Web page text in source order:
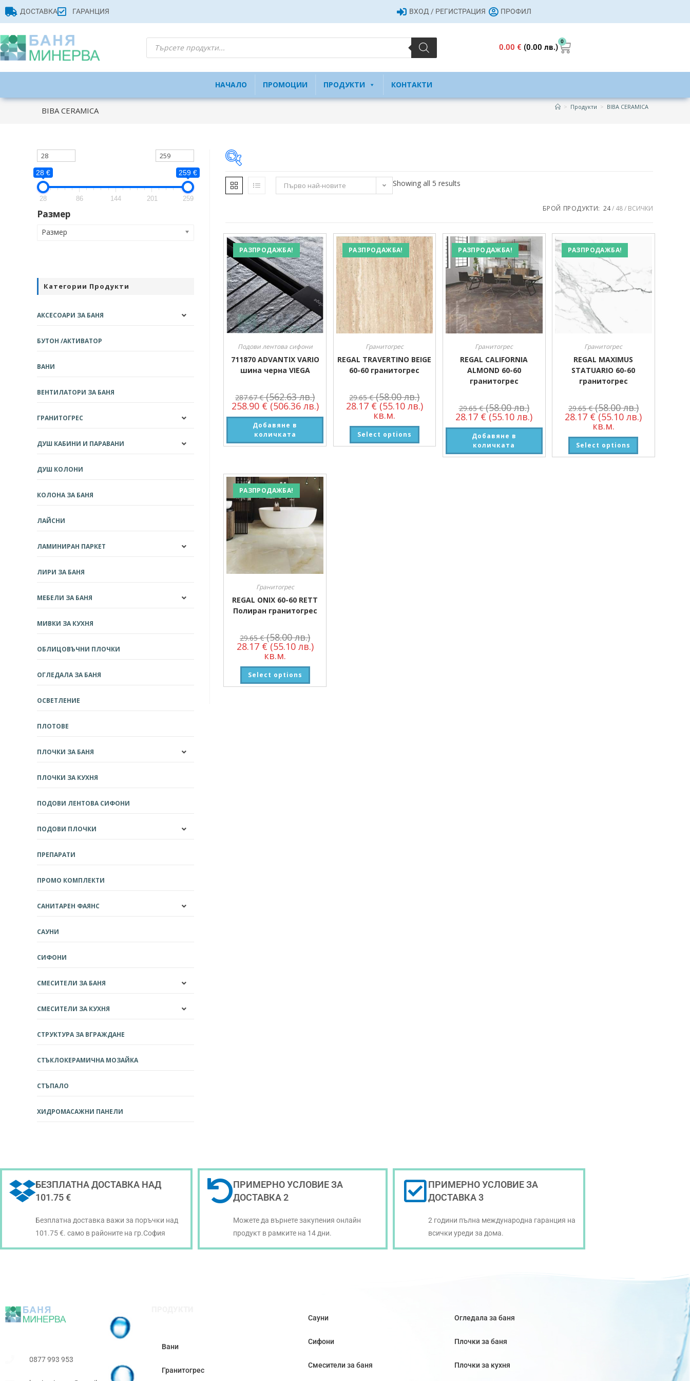
ДОСТАВКА ГАРАНЦИЯ ВХОД / РЕГИСТРАЦИЯ ПРОФИЛ
0.00€ (0.00 лв.)
0
НАЧАЛО ПРОМОЦИИ ПРОДУКТИ КОНТАКТИ
BIBA CERAMICA > Продукти > BIBA CERAMICA
Размер
Размер
Първо най-новите Showing all 5 results
БРОЙ ПРОДУКТИ: 24 48 ВСИЧКИ
РАЗПРОДАЖБА!
Подови лентова сифони
711870 ADVANTIX VARIO
шина черна VIEGA
287.67€ (562.63 лв.)
258.90 € (506.36 лв.)
Добавяне в
количката
РАЗПРОДАЖБА!
Гранитогрес
REGAL TRAVERTINO BEIGE
60-60 гранитогрес
29.65€ (58.00 лв.)
28.17 € (55.10 лв.)
кв.м.
Select options
РАЗПРОДАЖБА!
Гранитогрес
REGAL CALIFORNIA
ALMOND 60-60
гранитогрес
29.65€ (58.00 лв.)
28.17 € (55.10 лв.)
Добавяне в
количката
РАЗПРОДАЖБА!
Гранитогрес
REGAL MAXIMUS
STATUARIO 60-60
гранитогрес
29.65€ (58.00 лв.)
28.17 € (55.10 лв.)
кв.м.
Select options
РАЗПРОДАЖБА!
Гранитогрес
REGAL ONIX 60-60 RETT
Полиран гранитогрес
29.65€ (58.00 лв.)
28.17 € (55.10 лв.)
кв.м.
Select options
28 € 259 €
28 86 144 201 259
Размер
Размер
Категории Продукти
АКСЕСОАРИ ЗА БАНЯ
БУТОН /АКТИВАТОР
ВАНИ
ВЕНТИЛАТОРИ ЗА БАНЯ
ГРАНИТОГРЕС
ДУШ КАБИНИ И ПАРАВАНИ
ДУШ КОЛОНИ
КОЛОНА ЗА БАНЯ
ЛАЙСНИ
ЛАМИНИРАН ПАРКЕТ
ЛИРИ ЗА БАНЯ
МЕБЕЛИ ЗА БАНЯ
МИВКИ ЗА КУХНЯ
ОБЛИЦОВЪЧНИ ПЛОЧКИ
ОГЛЕДАЛА ЗА БАНЯ
ОСВЕТЛЕНИЕ
ПЛОТОВЕ
ПЛОЧКИ ЗА БАНЯ
ПЛОЧКИ ЗА КУХНЯ
ПОДОВИ ЛЕНТОВА СИФОНИ
ПОДОВИ ПЛОЧКИ
ПРЕПАРАТИ
ПРОМО КОМПЛЕКТИ
САНИТАРЕН ФАЯНС
САУНИ
СИФОНИ
СМЕСИТЕЛИ ЗА БАНЯ
СМЕСИТЕЛИ ЗА КУХНЯ
СТРУКТУРА ЗА ВГРАЖДАНЕ
СТЪКЛОКЕРАМИЧНА МОЗАЙКА
СТЪПАЛО
ХИДРОМАСАЖНИ ПАНЕЛИ
БЕЗПЛАТНА ДОСТАВКА НАД
101.75 €
Безплатна доставка важи за поръчки над
101.75 €. само в районите на гр.София
ПРИМЕРНО УСЛОВИЕ ЗА
ДОСТАВКА 2
Можете да върнете закупения онлайн
продукт в рамките на 14 дни.
ПРИМЕРНО УСЛОВИЕ ЗА
ДОСТАВКА 3
2 години пълна международна гаранция на
всички уреди за дома.
0877 993 953
Вани
Гранитогрес
Сауни
Сифони
Смесители за баня
Огледала за баня
Плочки за баня
Плочки за кухня